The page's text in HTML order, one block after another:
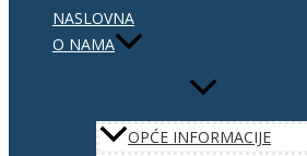
NASLOVNA
O NAMA
OPĆE INFORMACIJE